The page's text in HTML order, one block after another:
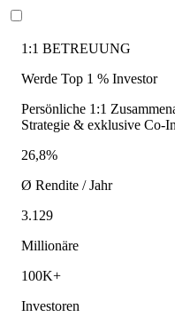
1:1 BETREUUNG
Werde Top 1 % Investor
Persönliche 1:1
Strategie & exklusive Co-
26,8%
Ø Rendite / Jahr
3.129
Millionäre
100K+
Investoren